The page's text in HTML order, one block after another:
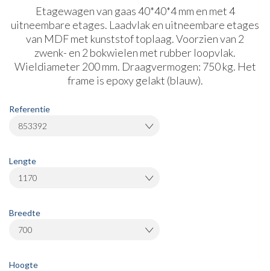
Etagewagen van gaas 40*40*4 mm en met 4
uitneembare etages. Laadvlak en uitneembare etages
van MDF met kunststof toplaag. Voorzien van 2
zwenk- en 2 bokwielen met rubber loopvlak.
Wieldiameter 200 mm. Draagvermogen: 750 kg. Het
frame is epoxy gelakt (blauw).
Referentie
853392
Lengte
1170
Breedte
700
Hoogte